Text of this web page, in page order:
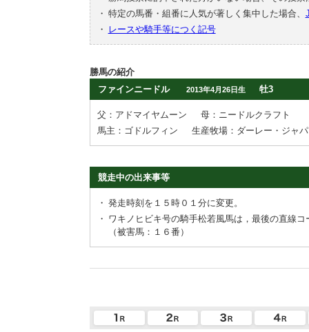
・ 特定の馬番・組番に人気が著しく集中した場合、
・
レースや騎手等につく記号
勝馬の紹介
ファインニードル
2013年4月26日生 牡3
父：アドマイヤムーン
母：ニードルクラフト
馬主：ゴドルフィン
生産牧場：ダーレー・ジャ
競走中の出来事等
・ 発走時刻を１５時０１分に変更。
・ ワキノヒビキ号の騎手松若風馬は，最後の直線
（被害馬：１６番）